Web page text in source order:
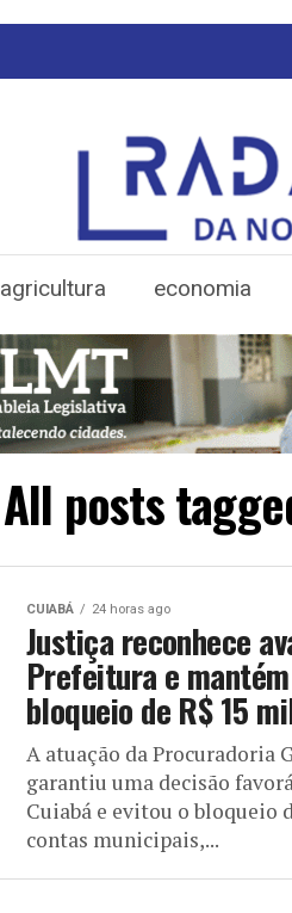
agricultura economia
All posts
CUIABÁ 24 horas ago
Justiça reconhece
Prefeitura e
bloqueio de R$ 15
A atuação da Procuradoria
garantiu uma decisão
Cuiabá e evitou o bloqueio
contas municipais,...